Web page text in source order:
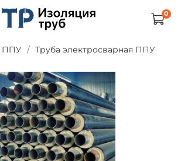
0
ППУ Труба электросварная ППУ